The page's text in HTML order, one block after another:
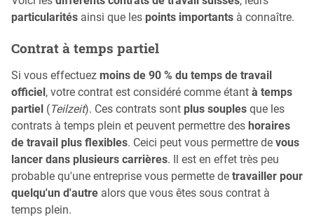
particularités ainsi que les points importants à connaître.
Contrat à temps partiel
Si vous effectuez moins de 90 % du temps de travail
officiel, votre contrat est considéré comme étant à temps
partiel (Teilzeit). Ces contrats sont plus souples que les
contrats à temps plein et peuvent permettre des horaires
de travail plus flexibles. Ceici peut vous permettre de vous
lancer dans plusieurs carrières. Il est en effet très peu
probable qu'une entreprise vous permette de travailler pour
quelqu'un d'autre alors que vous êtes sous contrat à
temps plein.